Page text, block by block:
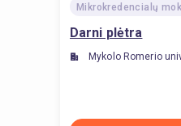
Mikrokredencialų
Darni plėtra
Mykolo Romerio